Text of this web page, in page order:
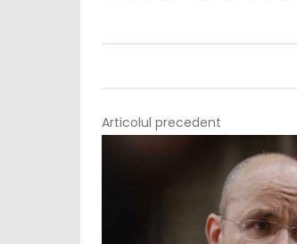
Articolul precedent